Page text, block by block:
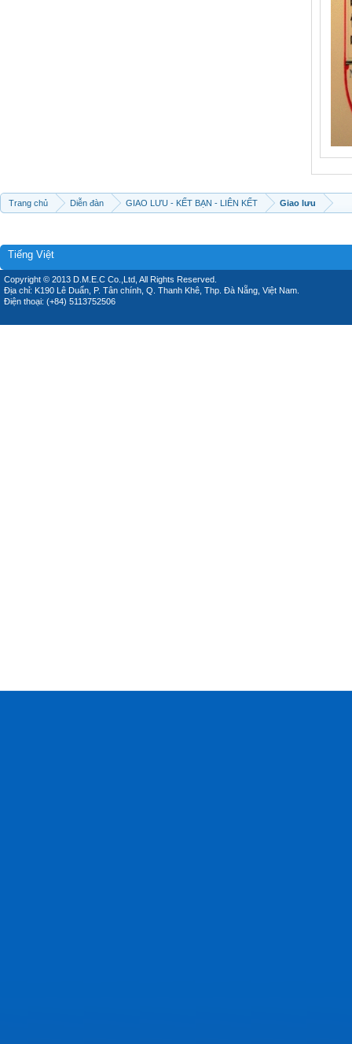
Trang chủ Diễn đàn GIAO LƯU - KẾT BẠN - LIÊN KẾT Giao lưu
Tiếng Việt
Copyright © 2013 D.M.E.C Co.,Ltd, All Rights Reserved.
Địa chỉ: K190 Lê Duẩn, P. Tân chính, Q. Thanh Khê, Thp. Đà Nẵng, Việt Nam.
Điện thoại: (+84) 5113752506